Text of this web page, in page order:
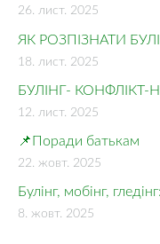
26. лист. 2025
ЯК РОЗПІЗНАТИ
18. лист. 2025
БУЛІНГ-
12. лист. 2025
📌Поради батькам
22. жовт. 2025
Булінг, мобінг,
8. жовт. 2025